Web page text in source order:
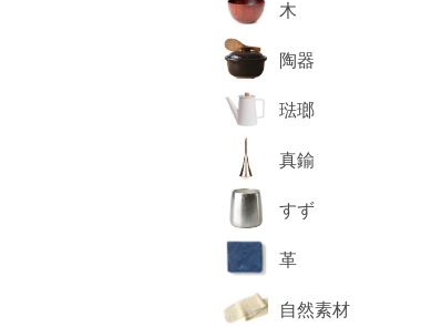
木
陶器
琺瑯
真鍮
すず
革
自然素材